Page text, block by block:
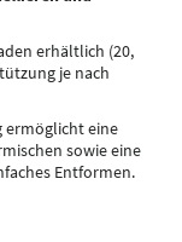
erhältlich (20,
je nach
ermöglicht eine
sowie eine
Entformen.